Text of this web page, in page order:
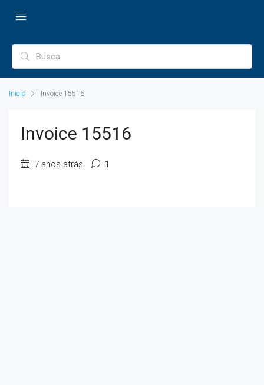
Início Invoice 15516
Invoice 15516
7 anos atrás 1